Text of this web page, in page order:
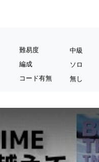
難易度
中級
編成
ソロ
コード有無 無し